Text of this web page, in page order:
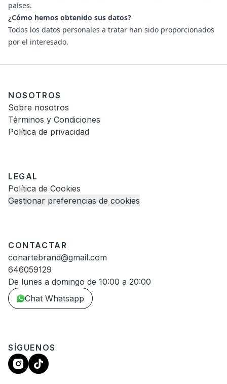
países.
¿Cómo hemos obtenido sus datos?
Todos los datos personales a tratar han sido proporcionados
por el interesado.
NOSOTROS
Sobre nosotros
Términos y Condiciones
Política de privacidad
LEGAL
Política de Cookies
Gestionar preferencias de cookies
CONTACTAR
conartebrand@gmail.com
646059129
De lunes a domingo de 10:00 a 20:00
Chat Whatsapp
SÍGUENOS